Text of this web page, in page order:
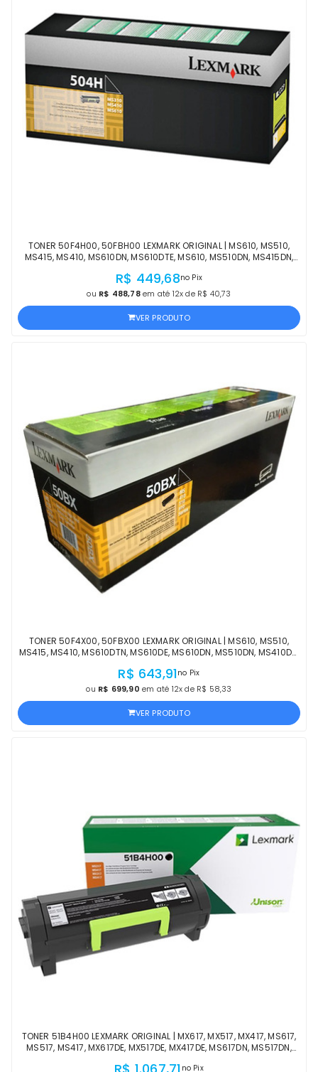
TONER 50F4H00, 50FBH00 LEXMARK ORIGINAL | MS610, MS510,
MS415, MS410, MS610DN, MS610DTE, MS610, MS510DN, MS415DN,
R$ 449,68no Pix
ou R$ 488,78em até 12x de R$ 40,73
VER PRODUTO
TONER 50F4X00, 50FBX00 LEXMARK ORIGINAL | MS610, MS510,
MS415, MS410, MS610DTN, MS610DE, MS610DN, MS510DN, MS410DN,
R$ 643,91no Pix
ou R$ 699,90 em até 12x de R$ 58,33
VER PRODUTO
TONER 51B4H00 LEXMARK ORIGINAL | MX617, MX517, MX417, MS617,
MS517, MS417, MX617DE, MX517DE, MX417DE, MS617DN, MS517DN,
no Pix